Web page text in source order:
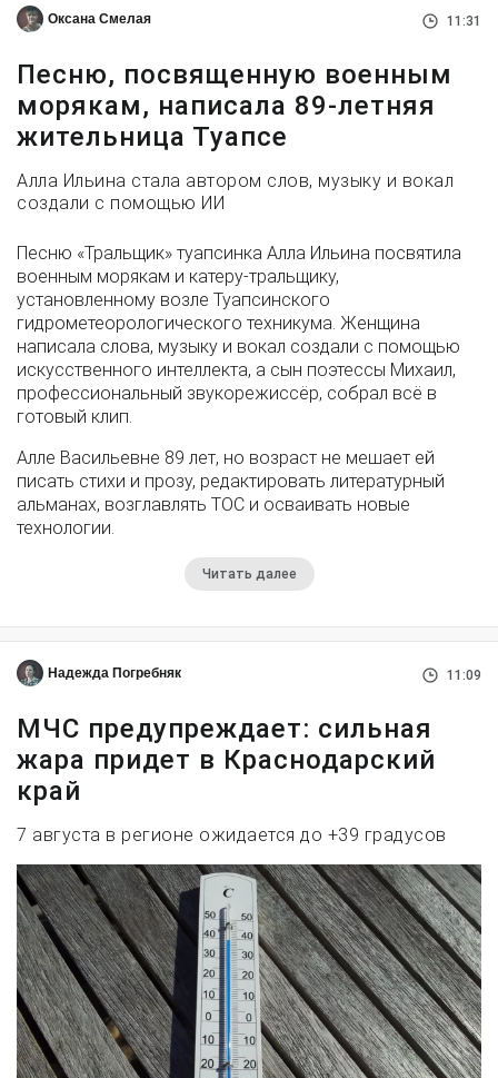
Оксана Смелая 11:31
Песню, посвященную военным
морякам, написала 89-летняя
жительница Туапсе
Алла Ильина стала автором слов, музыку и вокал
создали с помощью ИИ
Песню «Тральщик» туапсинка Алла Ильина посвятила
военным морякам и катеру-тральщику,
установленному возле Туапсинского
гидрометеорологического техникума. Женщина
написала слова, музыку и вокал создали с помощью
искусственного интеллекта, а сын поэтессы Михаил,
профессиональный звукорежиссёр, собрал всё в
готовый клип.
Алле Васильевне 89 лет, но возраст не мешает ей
писать стихи и прозу, редактировать литературный
альманах, возглавлять ТОС и осваивать новые
технологии.
Читать далее
Надежда Погребняк 11:09
МЧС предупреждает: сильная
жара придет в Краснодарский
край
7 августа в регионе ожидается до +39 градусов